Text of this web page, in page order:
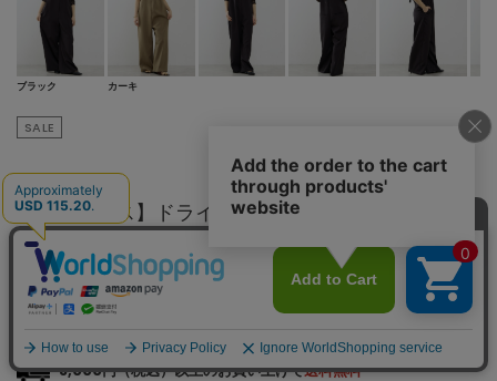
ブラック カーキ
SALE
SOFFITTO
【A_/エース】ドライダブルクロス×レースオール
インワン
¥36,300 50 % OFF ¥18,150
165ポイント還元
8,000円（税込）以上のお買い上げで送料無料